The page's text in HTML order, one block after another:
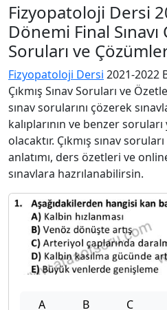
Fizyopatoloji Dersi
Dönemi Final Sınavı
Soruları ve
Fizyopatoloji Dersi 2021-2022
Çıkmış Sınav Soruları ve
sınav sorularını çözerek
kalıplarının ve benzer
olacaktır. Çıkmış sınav
anlatımı, ders özetleri ve
sınavlara hazrılanabilirsin.
A B C